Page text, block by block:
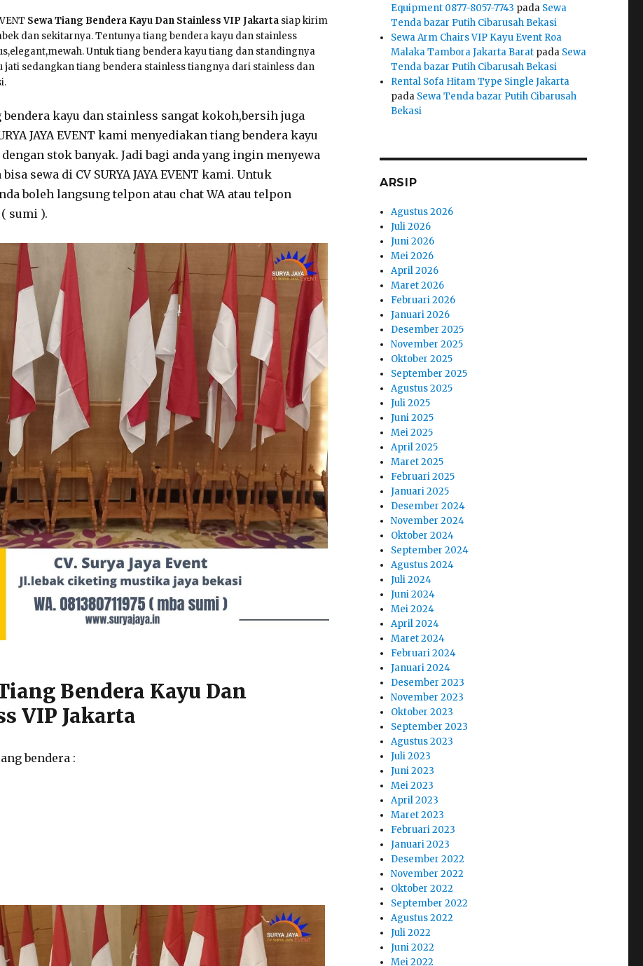
Sewa Tiang Bendera Kayu Dan Stainless VIP Jakartasiap kirim
dan sekitarnya. Tentunya tiang bendera kayu dan stainless
Untuk tiang bendera kayu tiang dan standingnya
jati sedangkan tiang bendera stainless tiangnya dari stainless dan
kayu dan stainless sangat kokoh,bersih juga
JAYA EVENT kami menyediakan tiang bendera kayu
stok banyak. Jadi bagi anda yang ingin menyewa
sewa di CV SURYA JAYA EVENT kami. Untuk
boleh langsung telpon atau chat WA atau telpon
( sumi ).
Bendera Kayu Dan
VIP Jakarta
bendera :
Equipment 0877-8057-7743 pada Sewa
Tenda bazar Putih Cibarusah Bekasi
Sewa Arm Chairs VIP Kayu Event Roa
Malaka Tambora Jakarta Barat pada Sewa
Tenda bazar Putih Cibarusah Bekasi
Rental Sofa Hitam Type Single Jakarta
pada Sewa Tenda bazar Putih Cibarusah
Bekasi
ARSIP
Agustus 2026
Juli 2026
Juni 2026
Mei 2026
April 2026
Maret 2026
Februari 2026
Januari 2026
Desember 2025
November 2025
Oktober 2025
September 2025
Agustus 2025
Juli 2025
Juni 2025
Mei 2025
April 2025
Maret 2025
Februari 2025
Januari 2025
Desember 2024
November 2024
Oktober 2024
September 2024
Agustus 2024
Juli 2024
Juni 2024
Mei 2024
April 2024
Maret 2024
Februari 2024
Januari 2024
Desember 2023
November 2023
Oktober 2023
September 2023
Agustus 2023
Juli 2023
Juni 2023
Mei 2023
April 2023
Maret 2023
Februari 2023
Januari 2023
Desember 2022
November 2022
Oktober 2022
September 2022
Agustus 2022
Juli 2022
Juni 2022
Mei 2022